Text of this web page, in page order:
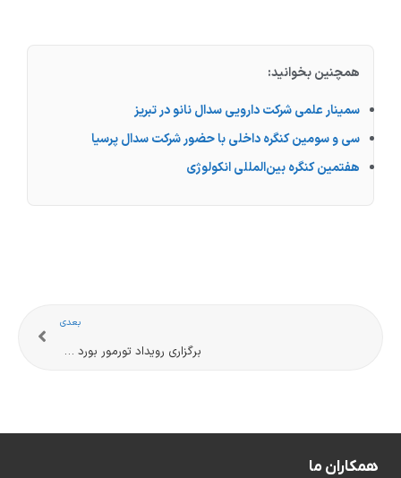
همچنین بخوانید:
سمینار علمی شرکت دارویی سدال نانو در تبریز
سی و سومین کنگره داخلی با حضور شرکت سدال پرسیا
هفتمین کنگره بین‌المللی انکولوژی
بعدی
برگزاری رویداد تورمور بورد گوارش در کلینیک صدرای شهر قم
همکاران ما